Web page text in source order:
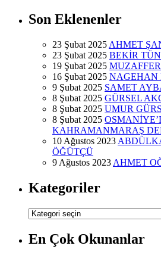
Son Eklenenler
23 Şubat 2025 AHMET
23 Şubat 2025 BEKİR
19 Şubat 2025
16 Şubat 2025 NAGEHAN
9 Şubat 2025 SAMET
8 Şubat 2025 GÜRSEL
8 Şubat 2025 UMUR
8 Şubat 2025
KAHRAMANMARAŞ
10 Ağustos 2023
ÖĞÜTÇÜ
9 Ağustos 2023 AHMET
Kategoriler
Kategoriler
En Çok Okunanlar